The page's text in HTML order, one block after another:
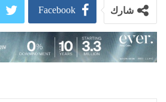
شارك Facebook